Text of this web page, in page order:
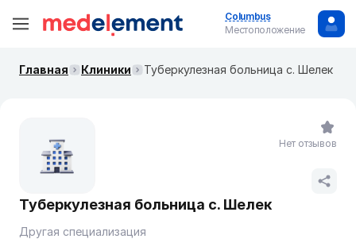
Columbus
Местоположение
Главная Клиники Туберкулезная больница с. Шелек
Туберкулезная больница с. Шелек
Другая специализация
Нет отзывов